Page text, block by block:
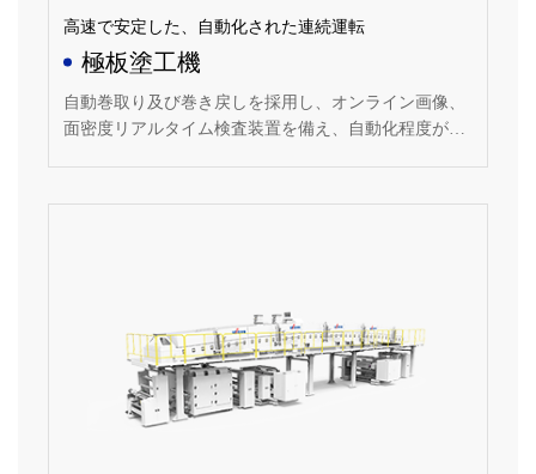
高速で安定した、自動化された連続運転
極板塗工機
自動巻取り及び巻き戻しを採用し、オンライン画像、
面密度リアルタイム検査装置を備え、自動化程度が高